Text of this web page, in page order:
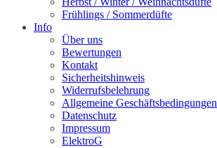
Frühlings / Sommerdüfte
Info
Über uns
Bewertungen
Kontakt
Sicherheitshinweis
Widerrufsbelehrung
Allgemeine Geschäftsbedingungen
Datenschutz
Impressum
ElektroG